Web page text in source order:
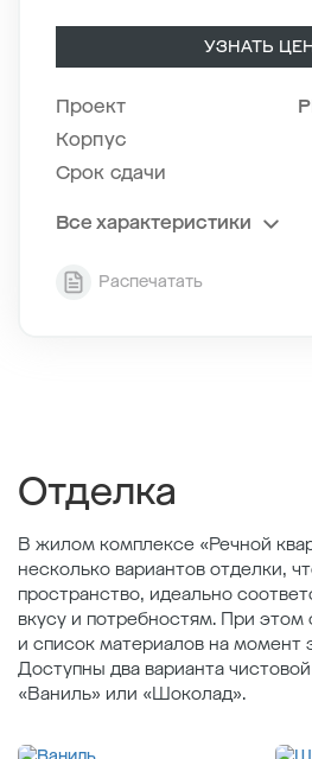
УЗНАТЬ
Проект
Корпус
Срок сдачи
Все характеристики
СекцияРаспечатать
Отделка
В жилом комплексе «Речной
несколько вариантов отделки,
пространство, идеально
вкусу и потребностям. При этом
и список материалов на момент
Доступны два варианта
«Ваниль» или «Шоколад».